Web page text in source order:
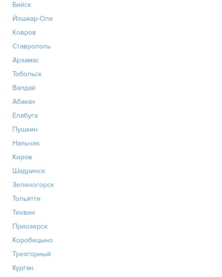
Бийск
Йошкар-Ола
Ковров
Ставрополь
Арзамас
Тобольск
Валдай
Абакан
Елабуга
Пушкин
Нальчик
Киров
Шадринск
Зеленогорск
Тольятти
Тихвин
Приозерск
Коробицыно
Трехгорный
Курган